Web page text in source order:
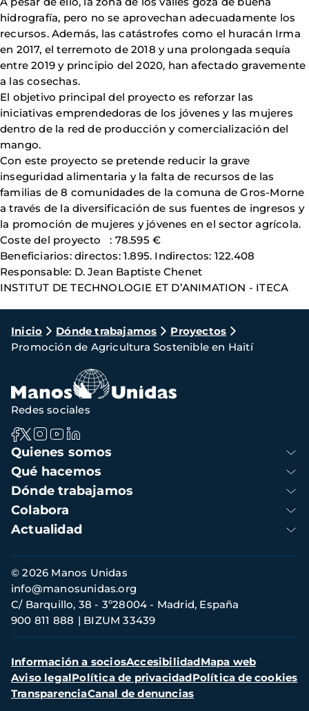
hidrografía, pero no se aprovechan adecuadamente los
recursos. Además, las catástrofes como el huracán Irma
en 2017, el terremoto de 2018 y una prolongada sequía
entre 2019 y principio del 2020, han afectado gravemente
a las cosechas.
El objetivo principal del proyecto es reforzar las
iniciativas emprendedoras de los jóvenes y las mujeres
dentro de la red de producción y comercialización del
mango.
Con este proyecto se pretende reducir la grave
inseguridad alimentaria y la falta de recursos de las
familias de 8 comunidades de la comuna de Gros-Morne
a través de la diversificación de sus fuentes de ingresos y
la promoción de mujeres y jóvenes en el sector agrícola.
Coste del proyecto : 78.595 €
Beneficiarios: directos: 1.895. Indirectos: 122.408
Responsable: D. Jean Baptiste Chenet
INSTITUT DE TECHNOLOGIE ET D’ANIMATION - ITECA
Ruta
de
navegación
Inicio Dónde trabajamos
Proyectos
Promoción de Agricultura Sostenible en Haití
Navegación
principal
Quienes somos
Qué hacemos
Dónde trabajamos
Colabora
Actualidad
Redes sociales
Información
de
contacto
© 2026 Manos Unidas
C/ Barquillo, 38 - 3º28004 - Madrid, España
900 811 888
BIZUM 33439
info@manosunidas.org
Menú
secundario
Información a sociosAccesibilidadMapa web
Aviso legalPolítica de privacidadPolítica de cookies
TransparenciaCanal de denuncias